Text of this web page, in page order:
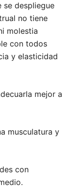
se despliegue
no tiene
molestia
con todos
y elasticidad
mejor a
musculatura y
con